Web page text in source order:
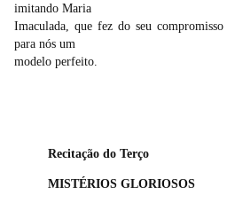
imitando Maria
Imaculada, que fez do seu
para nós um
modelo perfeito.
Recitação do Terço
MISTÉRIOS GLORIOSOS